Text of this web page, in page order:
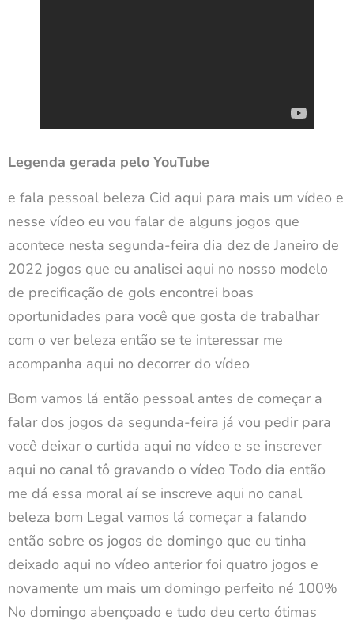
Legenda gerada pelo YouTube
e fala pessoal beleza Cid aqui para mais um vídeo e
nesse vídeo eu vou falar de alguns jogos que
acontece nesta segunda-feira dia dez de Janeiro de
2022 jogos que eu analisei aqui no nosso modelo
de precificação de gols encontrei boas
oportunidades para você que gosta de trabalhar
com o ver beleza então se te interessar me
acompanha aqui no decorrer do vídeo
Bom vamos lá então pessoal antes de começar a
falar dos jogos da segunda-feira já vou pedir para
você deixar o curtida aqui no vídeo e se inscrever
aqui no canal tô gravando o vídeo Todo dia então
me dá essa moral aí se inscreve aqui no canal
beleza bom Legal vamos lá começar a falando
então sobre os jogos de domingo que eu tinha
deixado aqui no vídeo anterior foi quatro jogos e
novamente um mais um domingo perfeito né 100%
No domingo abençoado e tudo deu certo ótimas